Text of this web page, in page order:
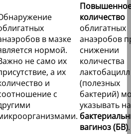
в мазке
нормой.
не само их
а их
и
с
количество
облигатных
анаэробов
снижении
количества
лактобацилл
(полезных
бактерий)
указывать на
вагиноз (БВ).